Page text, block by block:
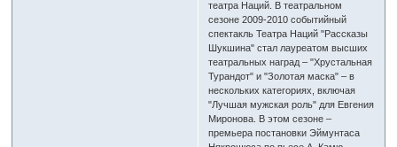
театра Наций. В театральном
сезоне 2009-2010 событийный
спектакль Театра Наций "Рассказы
Шукшина" стал лауреатом высших
театральных наград – "Хрустальная
Турандот" и "Золотая маска" – в
нескольких категориях, включая
"Лучшая мужская роль" для Евгения
Миронова. В этом сезоне –
премьера постановки Эймунтаса